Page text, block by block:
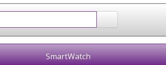
SmartWatch